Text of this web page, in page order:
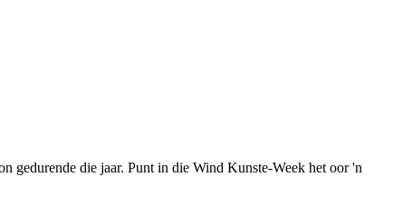
gedurende die jaar. Punt in die Wind Kunste-Week het oor 'n